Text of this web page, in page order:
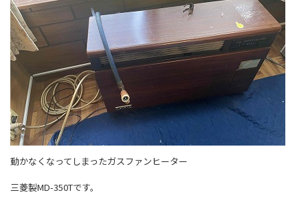
動かなくなってしまったガスファンヒーター
三菱製MD-350Tです。